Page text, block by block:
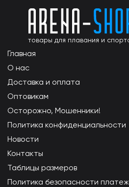
товары для плавания и
Главная
О нас
Доставка и оплата
Оптовикам
Осторожно, Мошенники!
Политика конфиденциальности
Новости
Контакты
Таблицы размеров
Политика безопасности